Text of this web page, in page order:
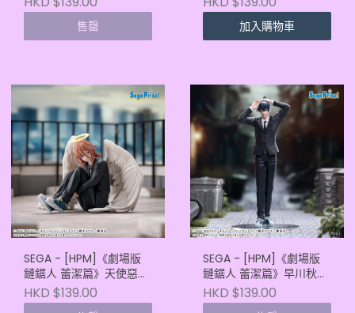
售罄
(4582733464640)
加入購物車
SEGA - [HPM]《劇場版
鏈鋸人 蕾潔篇》天使惡魔
(4582733464664)
HKD $139.00
SEGA - [HPM]《劇場版
鏈鋸人 蕾潔篇》早川秋
(4582733464657)
HKD $139.00